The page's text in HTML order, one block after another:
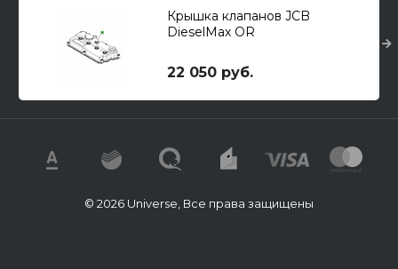
Крышка клапанов JCB
DieselMax OR
22 050 руб.
© 2026 Universe, Все права защищены